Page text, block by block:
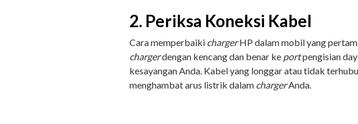
2. Periksa Koneksi Kabel
Cara memperbaiki chargerHP dalam mobil yang
chargerdengan kencang dan benar ke portpengisian
kesayangan Anda. Kabel yang longgar atau tidak
menghambat arus listrik dalam chargerAnda.